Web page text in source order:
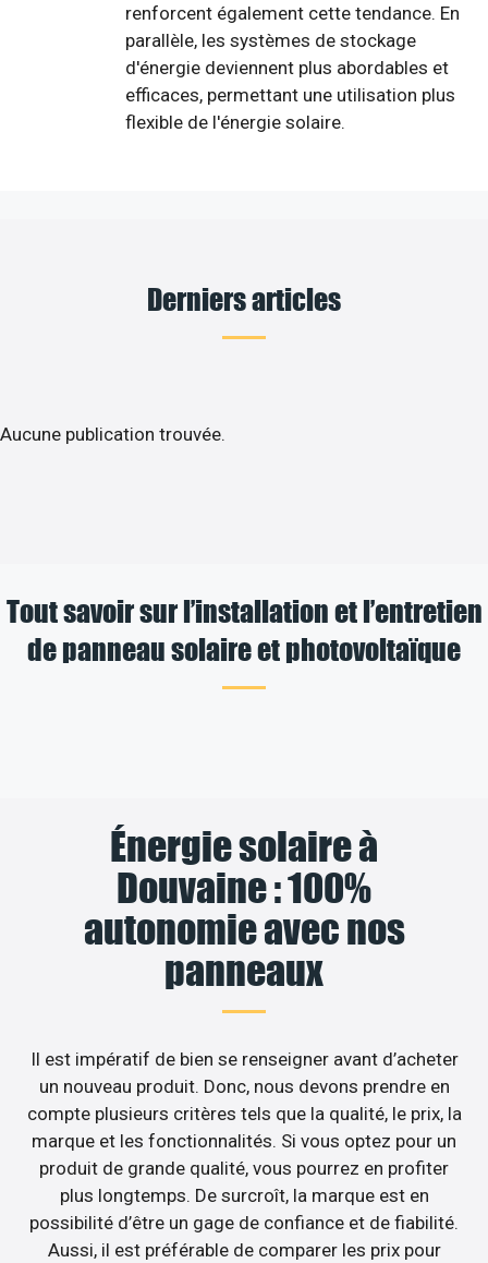
renforcent également cette tendance. En
parallèle, les systèmes de stockage
d'énergie deviennent plus abordables et
efficaces, permettant une utilisation plus
flexible de l'énergie solaire.
Derniers articles
Aucune publication trouvée.
Tout savoir sur l’installation et l’entretien
de panneau solaire et photovoltaïque
Énergie solaire à
Douvaine : 100%
autonomie avec nos
panneaux
Il est impératif de bien se renseigner avant d’acheter
un nouveau produit. Donc, nous devons prendre en
compte plusieurs critères tels que la qualité, le prix, la
marque et les fonctionnalités. Si vous optez pour un
produit de grande qualité, vous pourrez en profiter
plus longtemps. De surcroît, la marque est en
possibilité d’être un gage de confiance et de fiabilité.
Aussi, il est préférable de comparer les prix pour